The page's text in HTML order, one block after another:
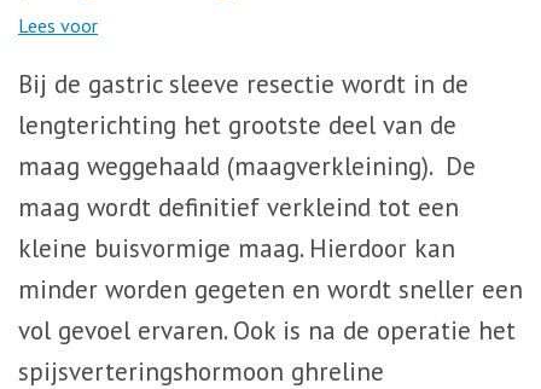
Lees voor
Bij de gastric sleeve resectie wordt in de
lengterichting het grootste deel van de
maag weggehaald (maagverkleining). De
maag wordt definitief verkleind tot een
kleine buisvormige maag. Hierdoor kan
minder worden gegeten en wordt sneller een
vol gevoel ervaren. Ook is na de operatie het
spijsverteringshormoon ghreline